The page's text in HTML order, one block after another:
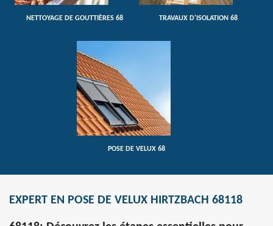
NETTOYAGE DE GOUTTIÈRES 68 TRAVAUX D'ISOLATION 68
POSE DE VELUX 68
EXPERT EN POSE DE VELUX HIRTZBACH 68118